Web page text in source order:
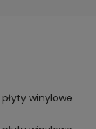
winylowe